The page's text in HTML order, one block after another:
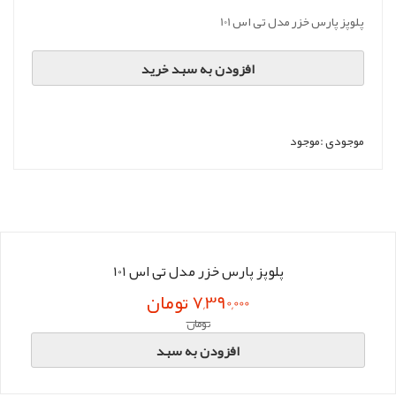
پلوپز پارس خزر مدل تی اس 101
افزودن به سبد خرید
موجودی :موجود
پلوپز پارس خزر مدل تی اس 101
7,390,000 تومان
تومان
افزودن به سبد